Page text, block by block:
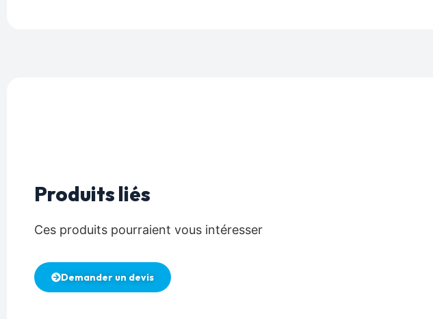
Produits liés
Ces produits pourraient vous intéresser
Demander un devis